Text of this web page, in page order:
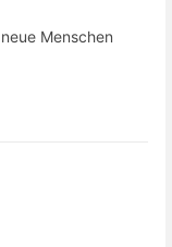
Menschen